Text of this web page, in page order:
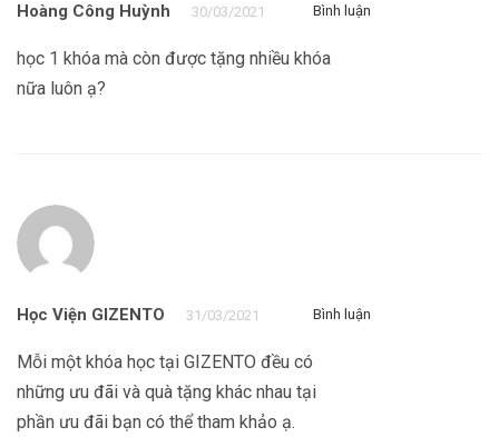
Hoàng Công Huỳnh 30/03/2021 Bình luận
học 1 khóa mà còn được tặng nhiều khóa
nữa luôn ạ?
Học Viện GIZENTO 31/03/2021 Bình luận
Mỗi một khóa học tại GIZENTO đều có
những ưu đãi và quà tặng khác nhau tại
phần ưu đãi bạn có thể tham khảo ạ.